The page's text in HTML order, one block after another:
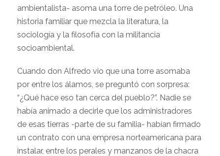
ambientalista- asoma una torre de petróleo. Una
historia familiar que mezcla la literatura, la
sociología y la filosofía con la militancia
socioambiental.
Cuando don Alfredo vio que una torre asomaba
por entre los álamos, se preguntó con sorpresa:
“¿Qué hace eso tan cerca del pueblo?”. Nadie se
había animado a decirle que los administradores
de esas tierras -parte de su familia- habían firmado
un contrato con una empresa norteamericana para
instalar, entre los perales y manzanos de la chacra